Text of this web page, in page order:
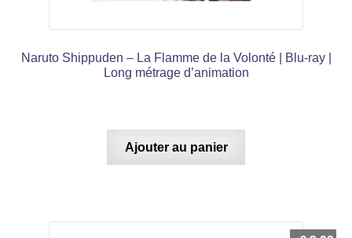
Naruto Shippuden – La Flamme de la Volonté | Blu-ray |
Long métrage d’animation
Ajouter au panier